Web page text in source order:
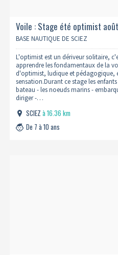
Voile : Stage été optimist
BASE NAUTIQUE DE SCIEZ
L'optimist est un dériveur solitaire,
apprendre les fondamentaux de la
d'optimist, ludique et pédagogique,
sensation.Durant ce stage les
bateau - les noeuds marins -
diriger -…
SCIEZà 16.36 km
De 7 à 10 ans